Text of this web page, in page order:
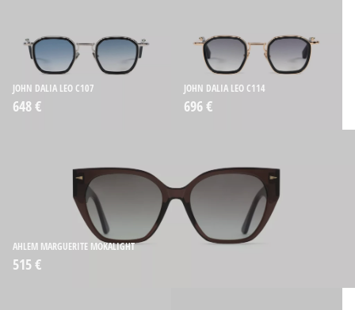
JOHN DALIA LEO C107
648 €
JOHN DALIA LEO C114
696 €
AHLEM MARGUERITE MOKALIGHT
515 €